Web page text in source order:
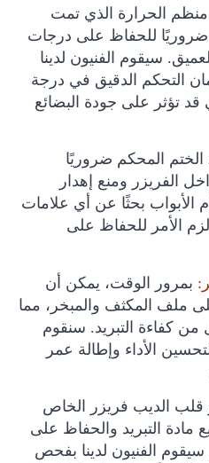
منظم الحرارة الذي تمت
للحفاظ على درجات
سيقوم الفنيون لدينا
التحكم الدقيق في درجة
قد تؤثر على جودة البضائع
الختم المحكم ضروريًا
الفريزر ومنع إهدار
الأبواب بحثًا عن أي علامات
لزم الأمر للحفاظ على
بمرور الوقت، يمكن أن
ملف المكثف والمبخر، مما
من كفاءة التبريد. سنقوم
الأداء وإطالة عمر
قلب الديب فريزر الخاص
التبريد والحفاظ على
الفنيون لدينا بفحص